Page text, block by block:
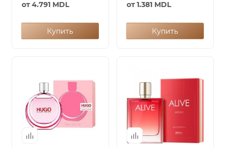
от4.791 MDL
Купить
от1.381 MDL
Купить